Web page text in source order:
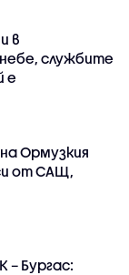
в
службите
е
Ормузкия
от САЩ,
– Бургас: